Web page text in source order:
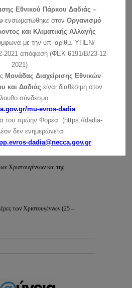
… συνέχεια »
διαχείρισης στην εκδήλωση του
Εθνικών Πάρκων Δέλτα Έβρου,
…
του Κέντρου Ενημέρωσης –
Πάρκου: Σας ανακοινώνουμε ότι
»
του ΚΕ την Πρωτοχρονιά
Χριστουγέννων και της
των Χριστουγέννων (25 –
Εθνικού Πάρκου Δαδιάς –
ενσωματώθηκε στον Οργανισμό
και Κλιματικής Αλλαγής
με την υπ’ αριθμ. ΥΠΕΝ/
2021 απόφαση (ΦΕΚ 6191/Β/23-12-
2021)
Μονάδας Διαχείρισης Εθνικών
και Δαδιάς είναι διαθέσιμη στον
σύνδεσμο:
mu-evros-dadia
του πρώην Φορέα (https://dadia-
δεν ενημερώνεται
dadia@necca.gov.gr